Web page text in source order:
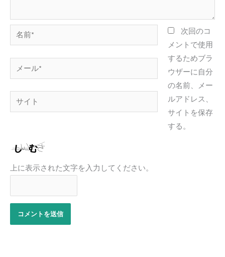
前
*
ー
ル
イ
次回のコ
メントで使用
するためブラ
ウザーに自分
の名前、メー
ルアドレス、
サイトを保存
する。
上に表示された文字を入力してください。